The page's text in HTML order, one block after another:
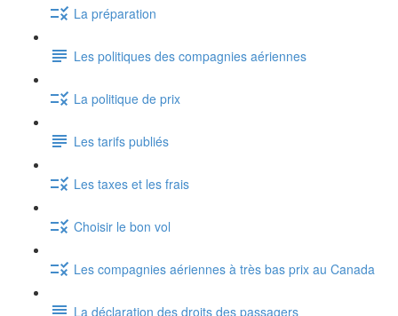
La préparation
Les politiques des compagnies aériennes
La politique de prix
Les tarifs publiés
Les taxes et les frais
Choisir le bon vol
Les compagnies aériennes à très bas prix au Canada
La déclaration des droits des passagers